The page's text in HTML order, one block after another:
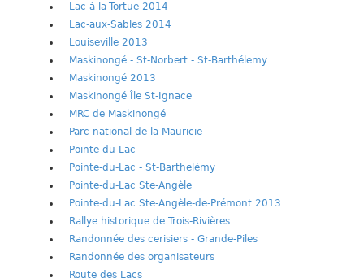
Lac-à-la-Tortue 2014
Lac-aux-Sables 2014
Louiseville 2013
Maskinongé - St-Norbert - St-Barthélemy
Maskinongé 2013
Maskinongé Île St-Ignace
MRC de Maskinongé
Parc national de la Mauricie
Pointe-du-Lac
Pointe-du-Lac - St-Barthelémy
Pointe-du-Lac Ste-Angèle
Pointe-du-Lac Ste-Angèle-de-Prémont 2013
Rallye historique de Trois-Rivières
Randonnée des cerisiers - Grande-Piles
Randonnée des organisateurs
Route des Lacs